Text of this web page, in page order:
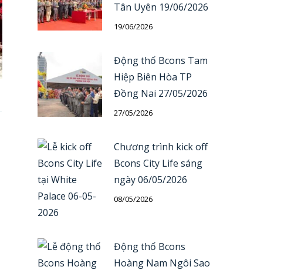
Tân Uyên 19/06/2026
19/06/2026
Động thổ Bcons Tam
Hiệp Biên Hòa TP
Đồng Nai 27/05/2026
27/05/2026
Chương trình kick off
Bcons City Life sáng
ngày 06/05/2026
08/05/2026
Động thổ Bcons
Hoàng Nam Ngôi Sao